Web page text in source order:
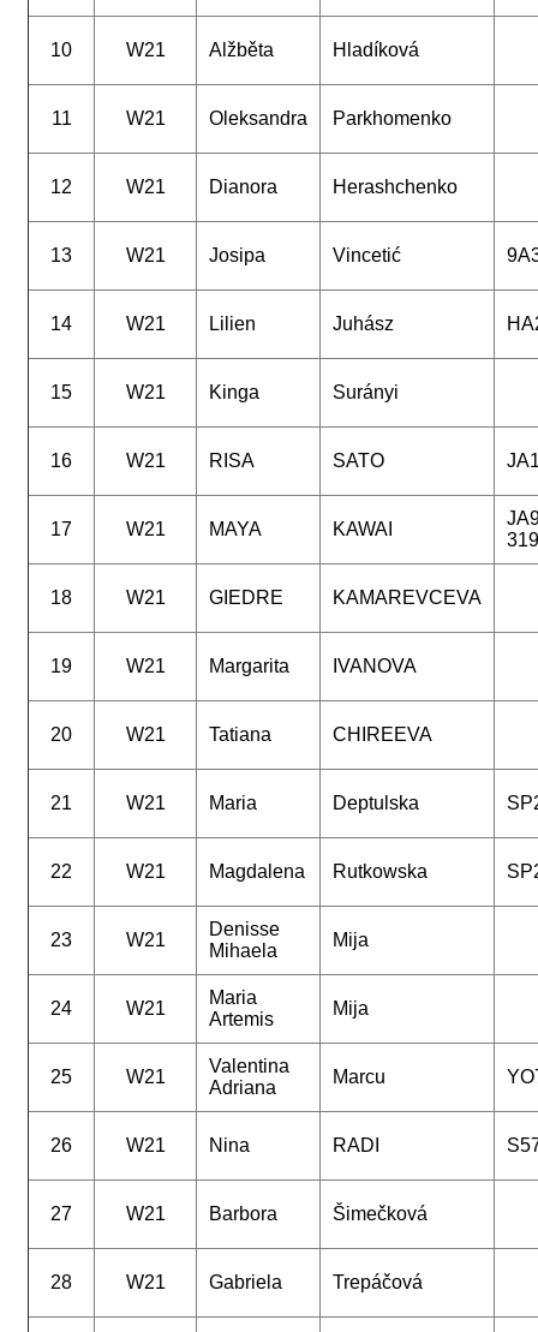
10 W21 Alžběta Hladíková
11 W21 Oleksandra Parkhomenko
12 W21 Dianora Herashchenko
13 W21 Josipa Vincetić
14 W21 Lilien Juhász
15 W21 Kinga Surányi
16 W21 RISA SATO
17 W21 MAYA KAWAI
18 W21 GIEDRE KAMAREVCEVA
19 W21 Margarita IVANOVA
20 W21 Tatiana CHIREEVA
21 W21 Maria Deptulska
22 W21 Magdalena Rutkowska
23 W21
Denisse
Mihaela
Mija
24 W21
Maria
Artemis
Mija
25 W21
Valentina
Adriana
Marcu
26 W21 Nina RADI
27 W21 Barbora Šimečková
28 W21 Gabriela Trepáčová